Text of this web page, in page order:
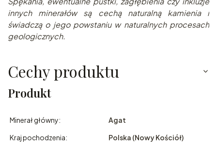
innych minerałów są cechą naturalną kamienia i
świadczą o jego powstaniu w naturalnych procesach
geologicznych.
Cechy produktu
Produkt
Minerał główny:
Agat
Kraj pochodzenia:
Polska (Nowy Kościół)